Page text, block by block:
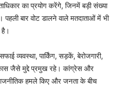
का प्रयोग करेंगे, जिनमें बड़ी संख्या
पहली बार वोट डालने वाले मतदाताओं में भी
व्यवस्था, पार्किंग, सड़कें, बेरोजगारी,
जैसे मुद्दे प्रमुख रहे। कांग्रेस और
हमले किए और जनता के बीच